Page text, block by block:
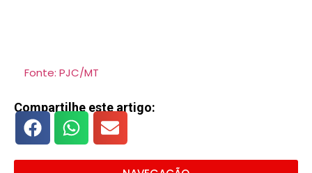
Fonte: PJC/MT
Compartilhe este artigo: